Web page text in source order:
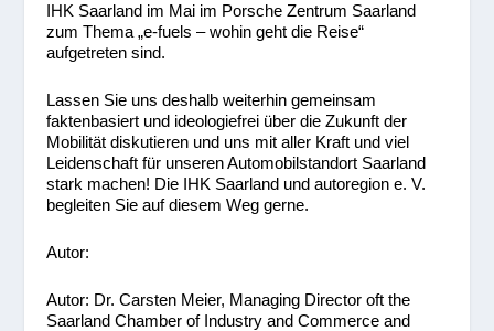
IHK Saarland im Mai im Porsche Zentrum Saarland
zum Thema „e-fuels – wohin geht die Reise“
aufgetreten sind.
Lassen Sie uns deshalb weiterhin gemeinsam
faktenbasiert und ideologiefrei über die Zukunft der
Mobilität diskutieren und uns mit aller Kraft und viel
Leidenschaft für unseren Automobilstandort Saarland
stark machen! Die IHK Saarland und autoregion e. V.
begleiten Sie auf diesem Weg gerne.
Autor:
Autor: Dr. Carsten Meier, Managing Director oft the
Saarland Chamber of Industry and Commerce and